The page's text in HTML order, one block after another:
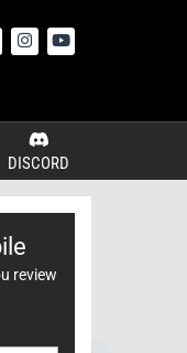
DISCORD
review